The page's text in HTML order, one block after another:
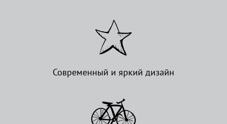
Современный и яркий дизайн